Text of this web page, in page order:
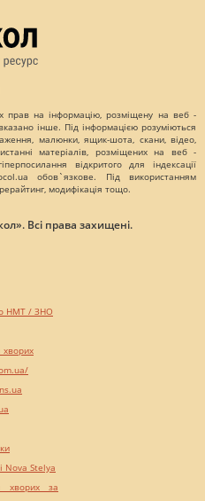
прав на інформацію, розміщену на веб -
інше. Під інформацією розуміються
малюнки, ящик-шота, скани, відео,
матеріалів, розміщених на веб -
відкритого для індексації
обов`язкове. Під використанням
модифікація тощо.
Всі права захищені.
НМТ / ЗНО
хворих
Nova Stelya
хворих за